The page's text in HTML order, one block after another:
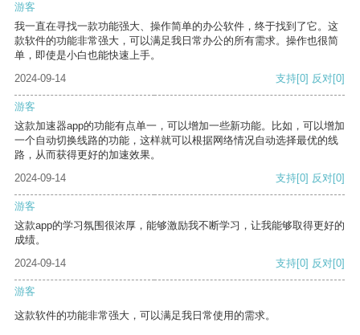
游客
我一直在寻找一款功能强大、操作简单的办公软件，终于找到了它。这
款软件的功能非常强大，可以满足我日常办公的所有需求。操作也很简
单，即使是小白也能快速上手。
2024-09-14
支持[0] 反对[0]
游客
这款加速器app的功能有点单一，可以增加一些新功能。比如，可以增加
一个自动切换线路的功能，这样就可以根据网络情况自动选择最优的线
路，从而获得更好的加速效果。
2024-09-14
支持[0] 反对[0]
游客
这款app的学习氛围很浓厚，能够激励我不断学习，让我能够取得更好的
成绩。
2024-09-14
支持[0] 反对[0]
游客
这款软件的功能非常强大，可以满足我日常使用的需求。